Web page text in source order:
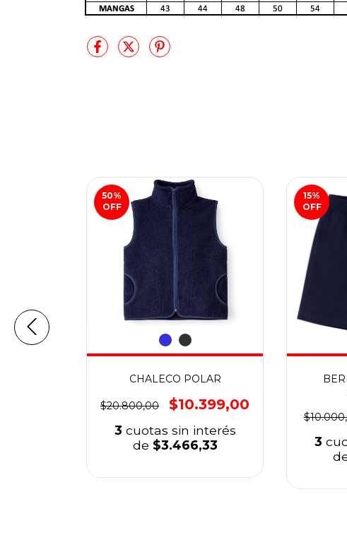
50%
OFF
CHALECO POLAR
$20.800,00 $10.399,00
3 cuotas sin interés
de $3.466,33
15%
OFF
3